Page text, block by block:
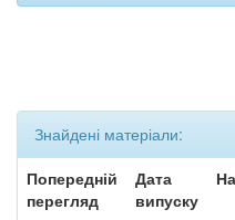
Знайдені матеріали:
Попередній
перегляд
Дата
випуску